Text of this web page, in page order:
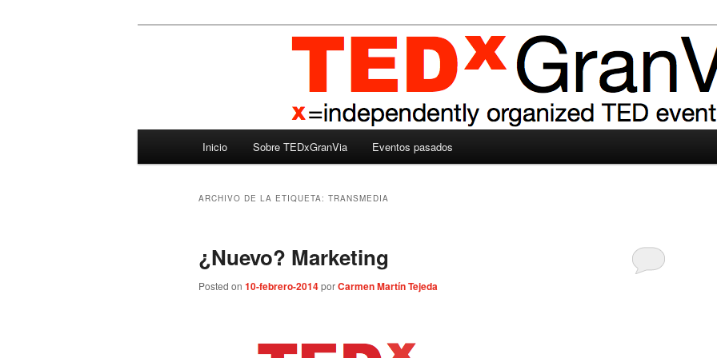
TEDxGranVia
Madrid – España – Spain
Inicio Sobre TEDxGranVia Eventos pasados
ARCHIVO DE LA ETIQUETA: TRANSMEDIA
¿Nuevo? Marketing
Posted on 10-febrero-2014porCarmen Martín Tejeda